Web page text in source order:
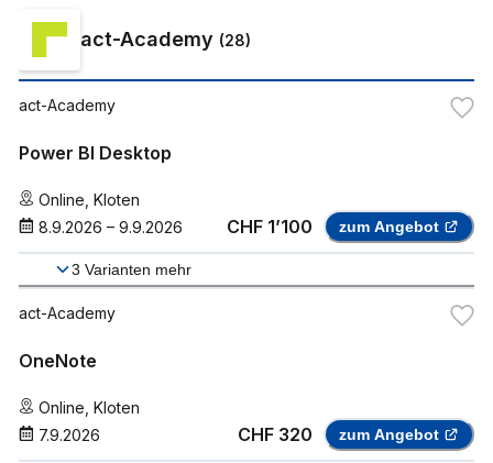
act-Academy (28)
act-Academy
Power BI Desktop
Online Kloten
8.9.2026 – 9.9.2026 CHF 1’100 zum Angebot
3 Varianten mehr
act-Academy
OneNote
Online Kloten
7.9.2026
CHF 320 zum Angebot